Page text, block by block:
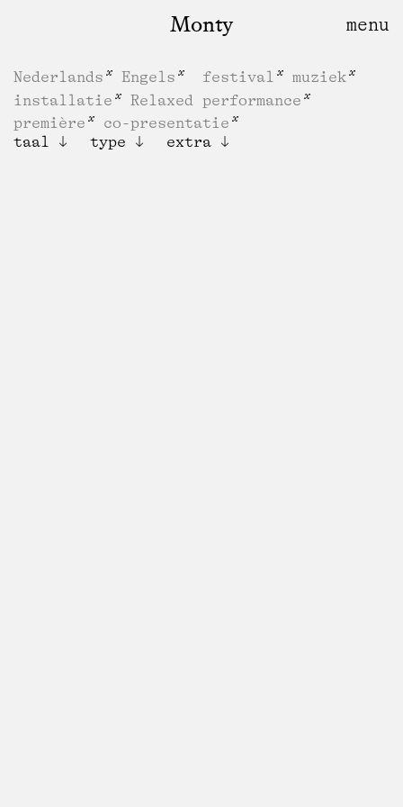
Monty
Nederlands Engels festival
muziek
installatie
Relaxed performance
première
co-presentatie
taal
type extra